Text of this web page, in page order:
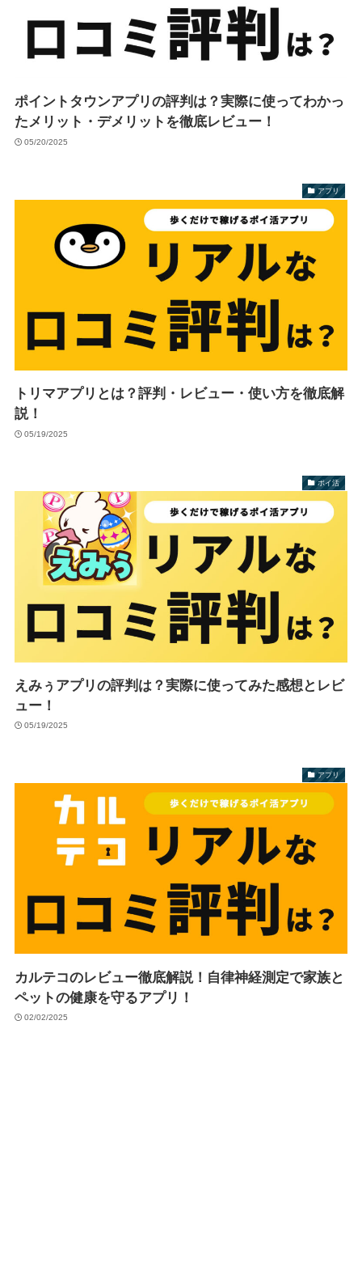
ポイントタウンアプリの評判は？実際に使ってわかっ
たメリット・デメリットを徹底レビュー！
05/20/2025
アプリ
トリマアプリとは？評判・レビュー・使い方を徹底解
説！
05/19/2025
ポイ活
えみぅアプリの評判は？実際に使ってみた感想とレビ
ュー！
05/19/2025
アプリ
カルテコのレビュー徹底解説！自律神経測定で家族と
ペットの健康を守るアプリ！
02/02/2025